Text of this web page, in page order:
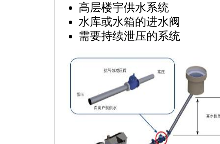
高层楼宇供水系统
水库或水箱的进水阀
需要持续泄压的系统